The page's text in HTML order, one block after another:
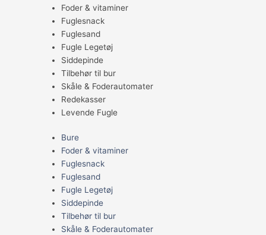
Foder & vitaminer
Fuglesnack
Fuglesand
Fugle Legetøj
Siddepinde
Tilbehør til bur
Skåle & Foderautomater
Redekasser
Levende Fugle
Bure
Foder & vitaminer
Fuglesnack
Fuglesand
Fugle Legetøj
Siddepinde
Tilbehør til bur
Skåle & Foderautomater